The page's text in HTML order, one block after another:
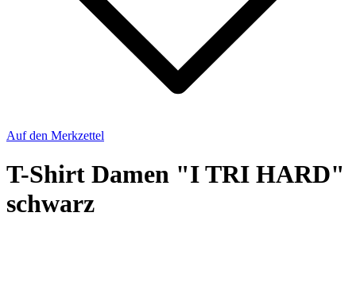
Auf den Merkzettel
T-Shirt Damen "I TRI HARD"
schwarz